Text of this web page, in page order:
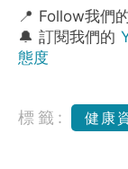
📍 Follow我們
🔔 訂閱我們的
態度
標籤: 健康